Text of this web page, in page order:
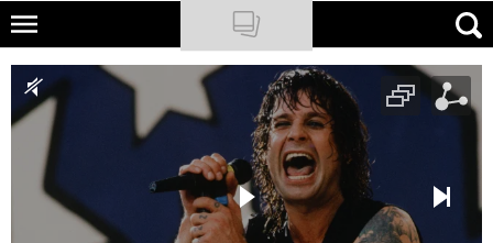
Skip
main
content
NATIONAL GEOGRAPHIC
TRAVELER
PODCASTY